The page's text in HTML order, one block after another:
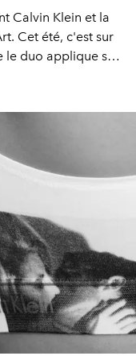
Calvin Klein et la
Cet été, c'est sur
le duo applique sa
de monsieur